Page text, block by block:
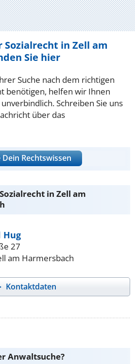
in Zell am
Sie hier
Suche nach dem richtigen
benötigen, helfen wir Ihnen
Schreiben Sie uns
über das
Dein Rechtswissen
in Zell am
Hug
27
am Harmersbach
Kontaktdaten
Anwaltsuche?